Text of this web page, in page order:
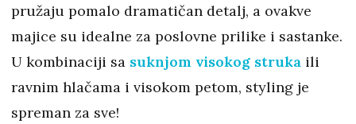
pružaju pomalo dramatičan detalj, a ovakve
majice su idealne za poslovne prilike i sastanke.
U kombinaciji sa suknjom visokog struka ili
ravnim hlačama i visokom petom, styling je
spreman za sve!